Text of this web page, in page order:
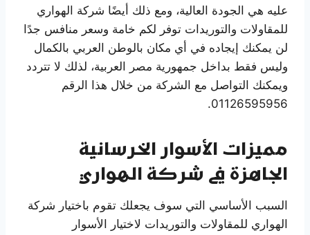
عليه هي الجودة العالية، ومع ذلك أيضًا شركة الهواري
للمقاولات والتوريدات توفر لكم خامة وسعر منافس جدًا
لن يمكنك إيجاده في أي مكان بالوطن العربي بالكمال
وليس فقط بداخل جمهورية مصر العربية، لذلك لا تتردد
ويمكنك التواصل مع الشركة من خلال هذا الرقم
01126595956.
مميزات الأسوار الخرسانية
الجاهزة في شركة الهواري
السبب الأساسي التي سوف يجعلك تقوم باختيار شركة
الهواري للمقاولات والتوريدات لاختيار الأسوار